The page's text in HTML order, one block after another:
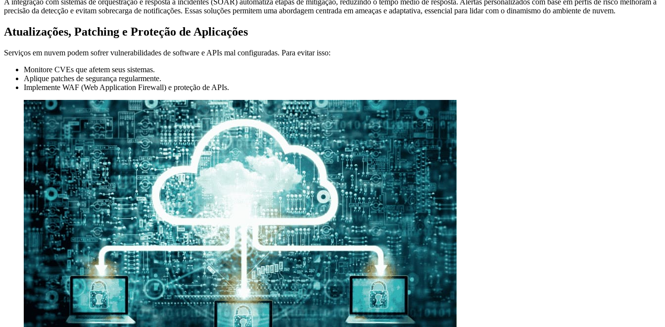
precisão da detecção e evitam sobrecarga de notificações. Essas soluções permitem uma abordagem centrada em ameaças e adaptativa, essencial para lidar com o dinamismo do ambiente de nuvem.
Atualizações, Patching e Proteção de Aplicações
Serviços em nuvem podem sofrer vulnerabilidades de software e APIs mal configuradas. Para evitar isso:
Monitore CVEs que afetem seus sistemas.
Aplique patches de segurança regularmente.
Implemente WAF (Web Application Firewall) e proteção de APIs.